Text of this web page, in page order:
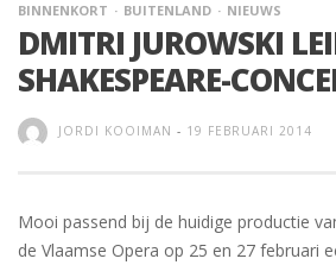
BINNENKORT BUITENLAND NIEUWS
DMITRI JUROWSKI
SHAKESPEARE-
JORDI KOOIMAN - 19 FEBRUARI 2014
Mooi passend bij de huidige productie
de Vlaamse Opera op 25 en 27 februari